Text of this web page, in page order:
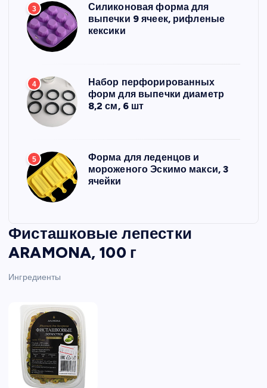
3
Силиконовая форма для
выпечки 9 ячеек, рифленые
кексики
4
Набор перфорированных
форм для выпечки диаметр
8,2 см, 6 шт
5
Форма для леденцов и
мороженого Эскимо макси, 3
ячейки
Фисташковые лепестки
ARAMONA, 100 г
Ингредиенты